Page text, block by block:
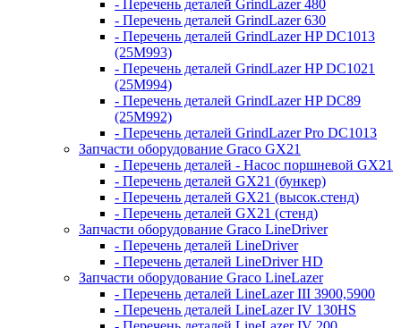
- Перечень деталей GrindLazer 480
- Перечень деталей GrindLazer 630
- Перечень деталей GrindLazer HP DC1013
(25M993)
- Перечень деталей GrindLazer HP DC1021
(25M994)
- Перечень деталей GrindLazer HP DC89
(25M992)
- Перечень деталей GrindLazer Pro DC1013
Запчасти оборудование Graco GX21
- Перечень деталей - Насос поршневой GX21
- Перечень деталей GX21 (бункер)
- Перечень деталей GX21 (высок.стенд)
- Перечень деталей GX21 (стенд)
Запчасти оборудование Graco LineDriver
- Перечень деталей LineDriver
- Перечень деталей LineDriver HD
Запчасти оборудование Graco LineLazer
- Перечень деталей LineLazer III 3900,5900
- Перечень деталей LineLazer IV 130HS